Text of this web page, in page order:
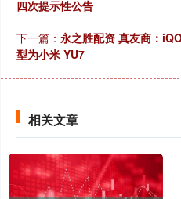
四次提示性公告
下一篇： 永之胜配资 真友商：
型为小米 YU7
相关文章